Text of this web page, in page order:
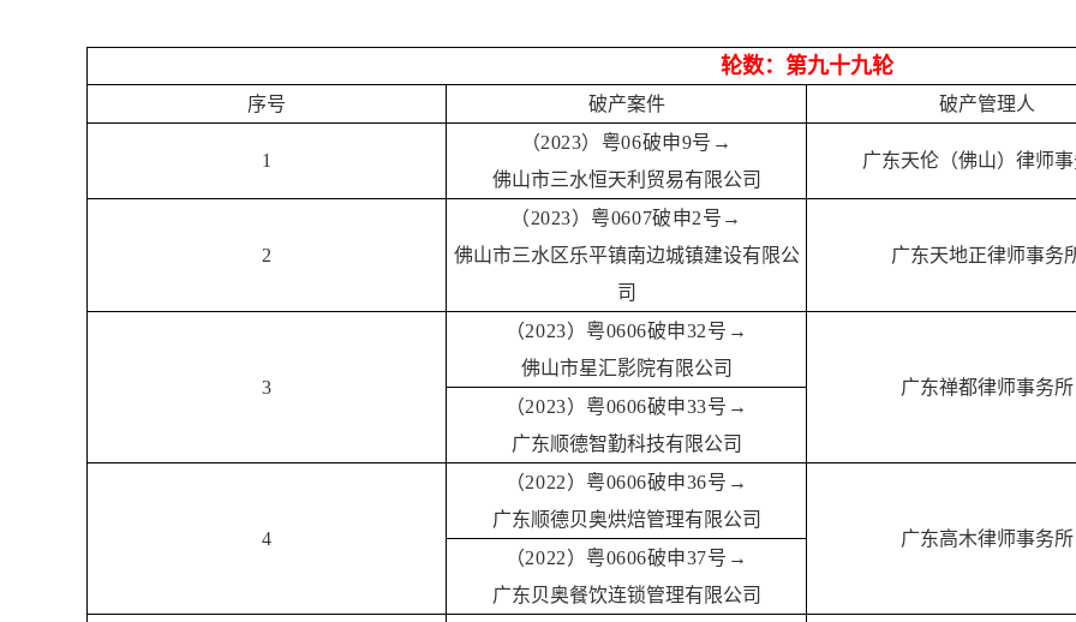
轮数：第九十九轮
序号 破产案件 破产管理人
1
（2023）粤06破申9号→
佛山市三水恒天利贸易有限公司
广东天伦（佛山）律师
2
（2023）粤0607破申2号→
佛山市三水区乐平镇南边城镇建设有限公
司
广东天地正律师事务
3
（2023）粤0606破申32号→
佛山市星汇影院有限公司
广东禅都律师事务所
（2023）粤0606破申33号→
广东顺德智勤科技有限公司
4
（2022）粤0606破申36号→
广东顺德贝奥烘焙管理有限公司
广东高木律师事务所
（2022）粤0606破申37号→
广东贝奥餐饮连锁管理有限公司